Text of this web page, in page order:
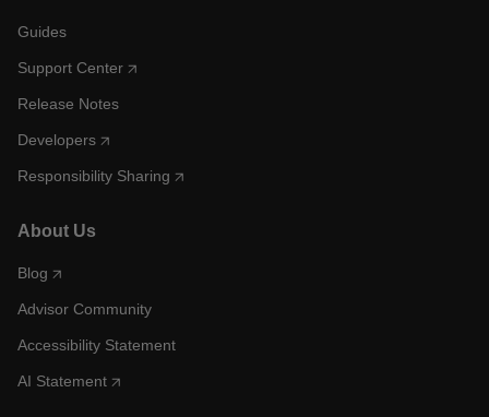
Guides
Support Center
Release Notes
Developers
Responsibility Sharing
About Us
Blog
Advisor Community
Accessibility Statement
AI Statement